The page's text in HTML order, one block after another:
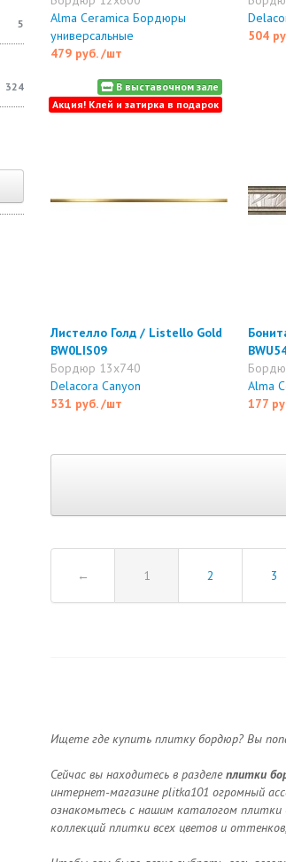
5
324
Alma Ceramica Бордюры
универсальные
479 руб./шт
504
В выставочном зале
Акция! Клей и затирка в подарок
Листелло Голд / Listello Gold
BW0LIS09
Бордюр 13x740
Delacora Canyon
531 руб./шт
Alma
177
← 1 2 3
Ищете где купить плитку бордюр? Вы
Сейчас вы находитесь в разделеплитки
интернет-магазине plitka101 огромный
ознакомьтесь с нашим каталогом
коллекций плитки всех цветов и